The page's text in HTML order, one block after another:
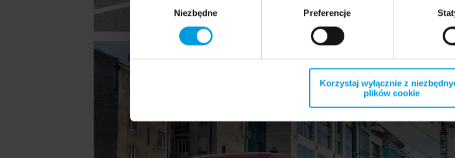
Niezbędne Preferencje
Korzystaj wyłącznie z
plików cookie